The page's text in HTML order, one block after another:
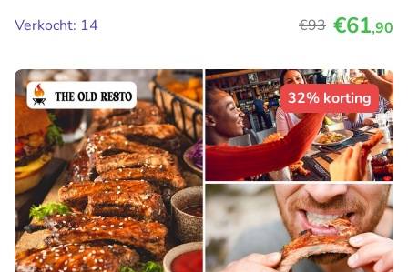
Verkocht: 14
€93 €61,90
32% korting